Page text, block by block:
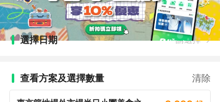
選擇日期 請選擇
查看方案及選擇數量 清除